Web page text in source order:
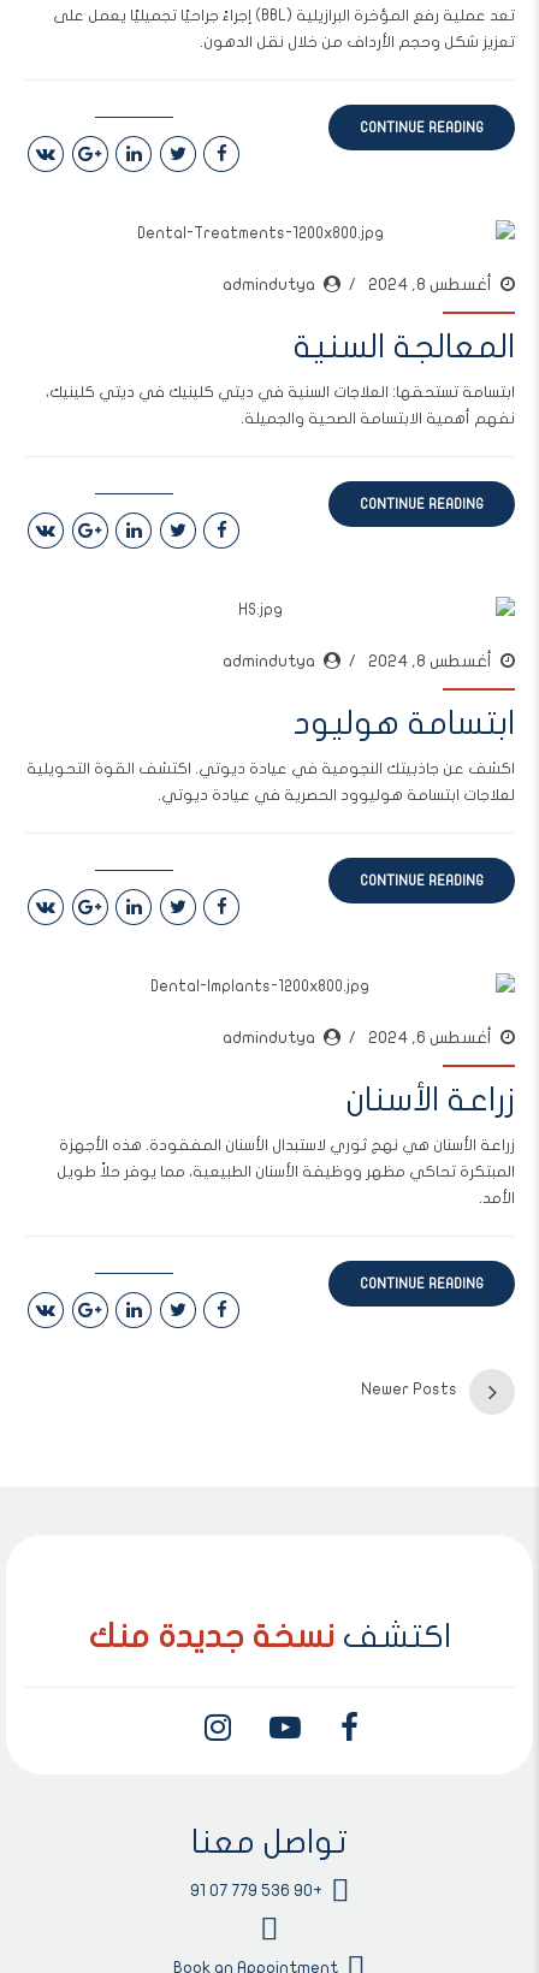
تعد عملية رفع المؤخرة البرازيلية (BBL) إجراءً جراحيًا تجميليًا يعمل على
تعزيز شكل وحجم الأرداف من خلال نقل الدهون.
CONTINUE READING
أغسطس 8, 2024 admindutya
المعالجة السنية
ابتسامة تستحقها: العلاجات السنية في ديتي كلينيك في ديتي كلينيك،
نفهم أهمية الابتسامة الصحية والجميلة.
CONTINUE READING
أغسطس 8, 2024 admindutya
ابتسامة هوليود
اكشف عن جاذبيتك النجومية في عيادة ديوتي. اكتشف القوة التحويلية
لعلاجات ابتسامة هوليوود الحصرية في عيادة ديوتي.
CONTINUE READING
أغسطس 6, 2024 admindutya
زراعة الأسنان
زراعة الأسنان هي نهج ثوري لاستبدال الأسنان المفقودة. هذه الأجهزة
المبتكرة تحاكي مظهر ووظيفة الأسنان الطبيعية، مما يوفر حلاً طويل
الأمد.
CONTINUE READING
Newer Posts
اكتشف نسخة جديدة منك
تواصل معنا
+90 536 779 07 91
Book an Appointment